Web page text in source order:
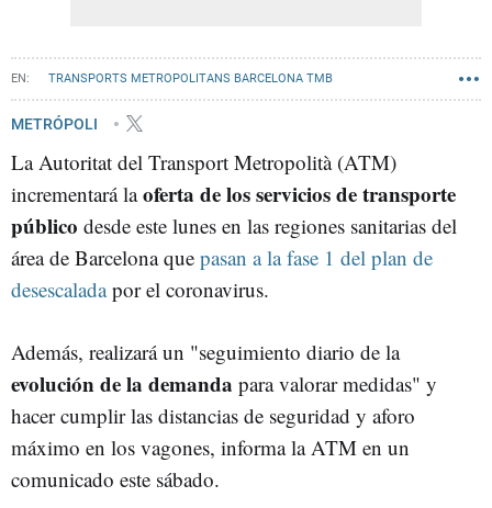
TRANSPORTS METROPOLITANS BARCELONA TMB
METRO BARCELONA
METRÓPOLI
La Autoritat del Transport Metropolità (ATM)
incrementará laoferta de los servicios de transporte
público desde este lunes en las regiones sanitarias del
área de Barcelona que pasan a la fase 1 del plan de
desescaladapor el coronavirus.
Además, realizará un "seguimiento diario de la
evolución de la demanda para valorar medidas" y
hacer cumplir las distancias de seguridad y aforo
máximo en los vagones, informa la ATM en un
comunicado este sábado.